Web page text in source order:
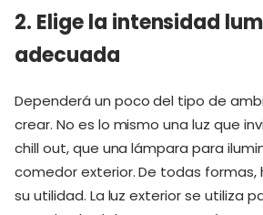
2. Elige la intensidad
adecuada
Dependerá un poco del tipo de
crear. No es lo mismo una luz que
chill out, que una lámpara para
comedor exterior. De todas formas,
su utilidad. La luz exterior se utiliza